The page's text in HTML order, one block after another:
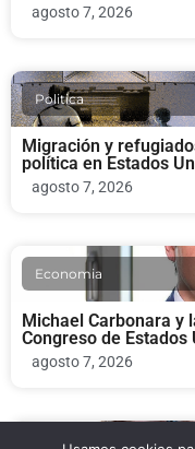
agosto 7, 2026
Politica
Migración y
política en Estados
agosto 7, 2026
Economia
Michael Carbonara y
Congreso de
agosto 7, 2026